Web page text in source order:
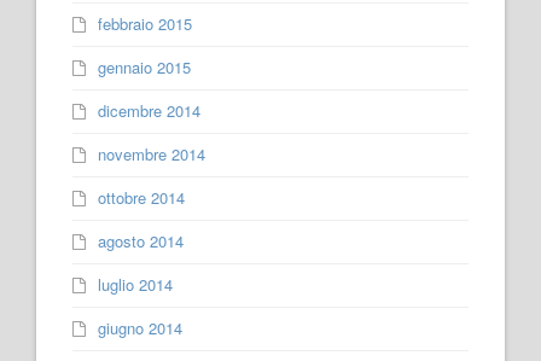
febbraio 2015
gennaio 2015
dicembre 2014
novembre 2014
ottobre 2014
agosto 2014
luglio 2014
giugno 2014